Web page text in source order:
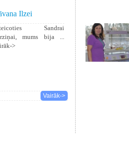
Ilzei
Sandrai
mums bija ...
>
Vairāk->